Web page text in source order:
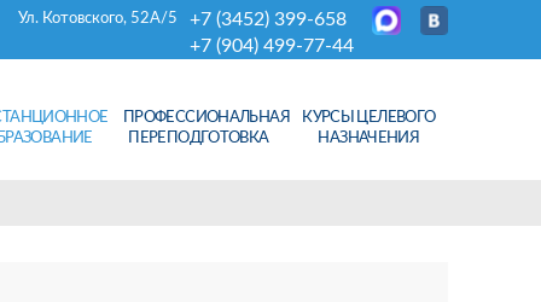
+7 (3452) 399-658
+7 (904) 499-77-44
Ул. Котовского, 52А/5
ПРОФЕССИОНАЛЬНАЯ
ПЕРЕПОДГОТОВКА
КУРСЫ ЦЕЛЕВОГО
НАЗНАЧЕНИЯ